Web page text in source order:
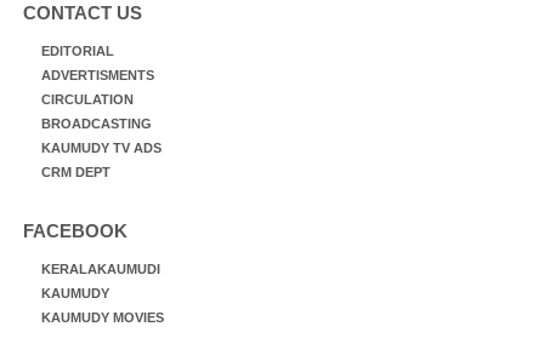
CONTACT US
EDITORIAL
ADVERTISMENTS
CIRCULATION
BROADCASTING
KAUMUDY TV ADS
CRM DEPT
FACEBOOK
KERALAKAUMUDI
KAUMUDY
KAUMUDY MOVIES